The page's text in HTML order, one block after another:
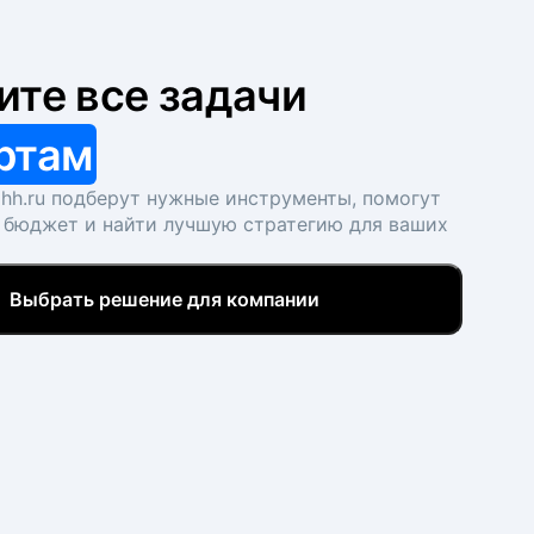
все задачи
подберут нужные инструменты, помогут
бюджет и найти лучшую стратегию для ваших
Выбрать решение для компании